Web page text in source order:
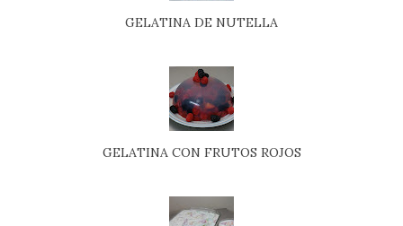
GELATINA DE NUTELLA
GELATINA CON FRUTOS ROJOS